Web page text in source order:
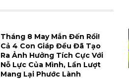
Tháng 8 May Mắn Đến Rồi!
Cả 4 Con Giáp Đều Đã Tạo
Ra Ảnh Hưởng Tích Cực Với
Nỗ Lực Của Mình, Lần Lượt
Mang Lại Phước Lành